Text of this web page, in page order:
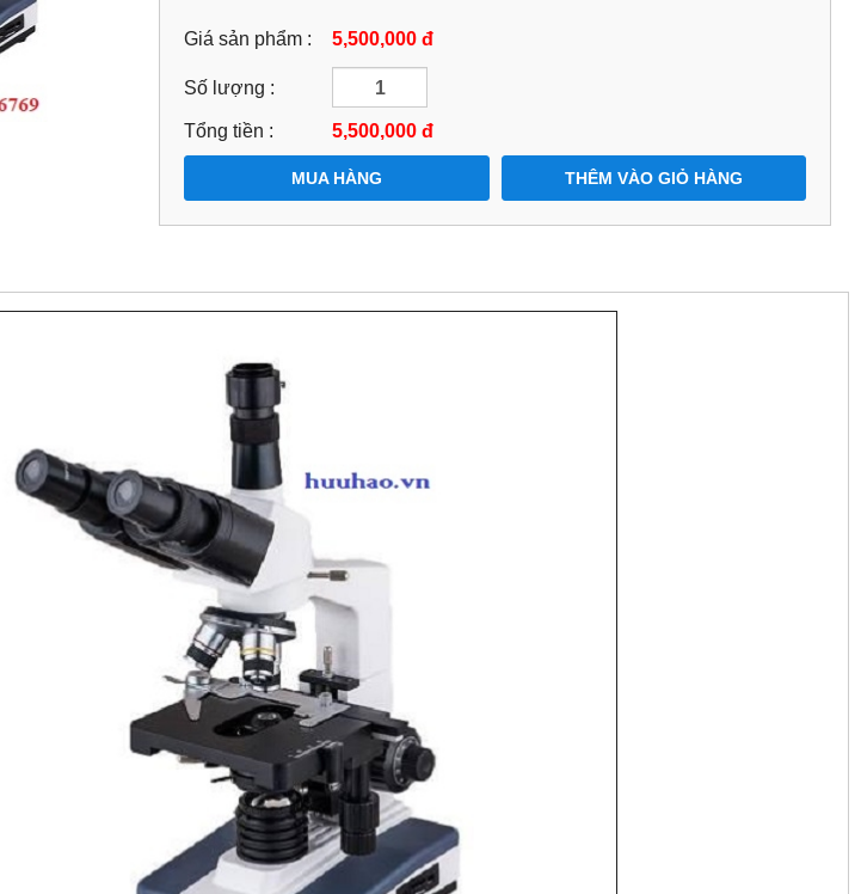
Giá sản phẩm : 5,500,000 đ
Số lượng :
Tổng tiền : 5,500,000 đ
MUA HÀNG THÊM VÀO GIỎ HÀNG